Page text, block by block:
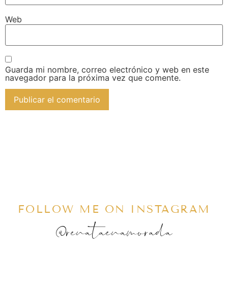
Web
Guarda mi nombre, correo electrónico y web en este
navegador para la próxima vez que comente.
FOLLOW ME ON INSTAGRAM
@renataenamorada